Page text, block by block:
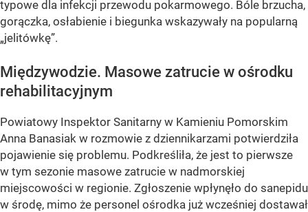
typowe dla infekcji przewodu pokarmowego. Bóle brzucha,
gorączka, osłabienie i biegunka wskazywały na popularną
„jelitówkę”.
Międzywodzie. Masowe zatrucie w ośrodku
rehabilitacyjnym
Powiatowy Inspektor Sanitarny w Kamieniu Pomorskim
Anna Banasiak w rozmowie z dziennikarzami potwierdziła
pojawienie się problemu. Podkreśliła, że jest to pierwsze
w tym sezonie masowe zatrucie w nadmorskiej
miejscowości w regionie. Zgłoszenie wpłynęło do sanepidu
w środę, mimo że personel ośrodka już wcześniej dostawał